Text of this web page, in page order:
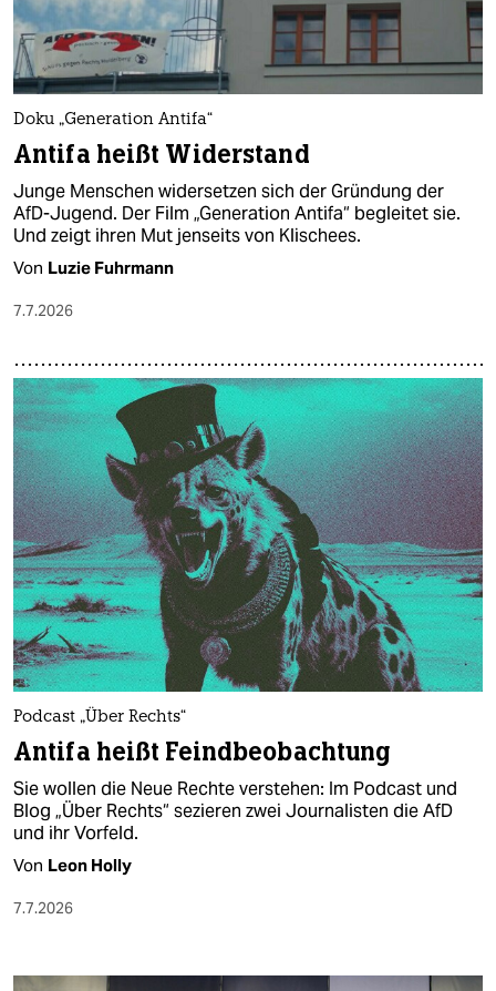
Doku „Generation Antifa“
Antifa heißt Widerstand
Junge Menschen widersetzen sich der Gründung der
AfD-Jugend. Der Film „Generation Antifa“ begleitet sie.
Und zeigt ihren Mut jenseits von Klischees.
Von Luzie Fuhrmann
7.7.2026
Podcast „Über Rechts“
Antifa heißt Feindbeobachtung
Sie wollen die Neue Rechte verstehen: Im Podcast und
Blog „Über Rechts“ sezieren zwei Journalisten die AfD
und ihr Vorfeld.
Von Leon Holly
7.7.2026